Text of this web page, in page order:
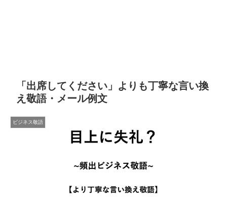
「出席してください」よりも丁寧な言い換
え敬語・メール例文
ビジネス敬語